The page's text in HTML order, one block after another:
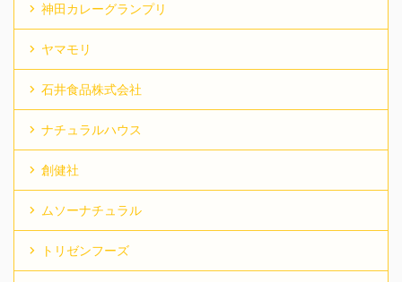
神田カレーグランプリ
ヤマモリ
石井食品株式会社
ナチュラルハウス
創健社
ムソーナチュラル
トリゼンフーズ